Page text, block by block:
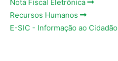
Nota Fiscal Eletrônica
Recursos Humanos
E-SIC - Informação ao Cidadão